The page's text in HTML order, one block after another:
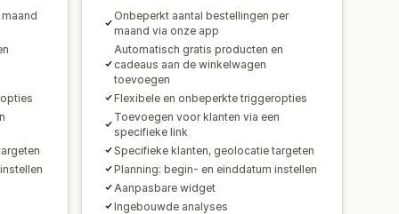
Onbeperkt aantal bestellingen per
maand via onze app
Automatisch gratis producten en
cadeaus aan de winkelwagen
toevoegen
Flexibele en onbeperkte triggeropties
Toevoegen voor klanten via een
specifieke link
Specifieke klanten, geolocatie targeten
Planning: begin- en einddatum instellen
Aanpasbare widget
Ingebouwde analyses